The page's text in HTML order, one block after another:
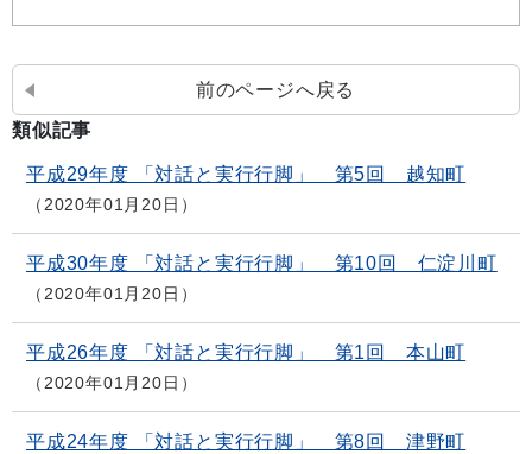
前のページへ戻る
類似記事
平成29年度 「対話と実行行脚」 第5回 越知町
2020年01月20日
平成30年度 「対話と実行行脚」 第10回 仁淀川町
2020年01月20日
平成26年度 「対話と実行行脚」 第1回 本山町
2020年01月20日
平成24年度 「対話と実行行脚」 第8回 津野町